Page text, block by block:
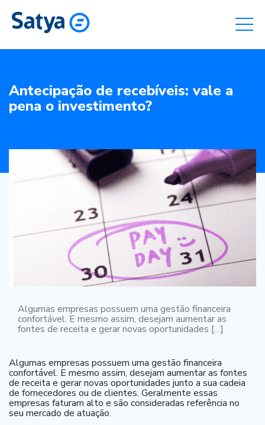
Antecipação de recebíveis: vale a
pena o investimento?
Algumas empresas possuem uma gestão financeira
confortável. E mesmo assim, desejam aumentar as
fontes de receita e gerar novas oportunidades […]
Algumas empresas possuem uma gestão financeira
confortável. E mesmo assim, desejam aumentar as fontes
de receita e gerar novas oportunidades junto a sua cadeia
de fornecedores ou de clientes. Geralmente essas
empresas faturam alto e são consideradas referência no
seu mercado de atuação.